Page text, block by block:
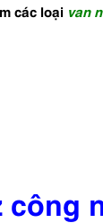
các loại van
công